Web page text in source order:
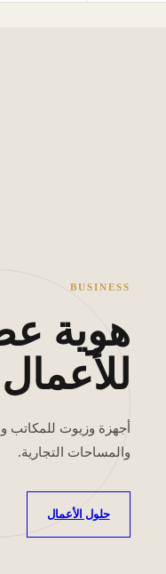
BUSINESS
هوية
أجهزة وزيوت للمكاتب
والمساحات التجارية.
حلول الأعمال